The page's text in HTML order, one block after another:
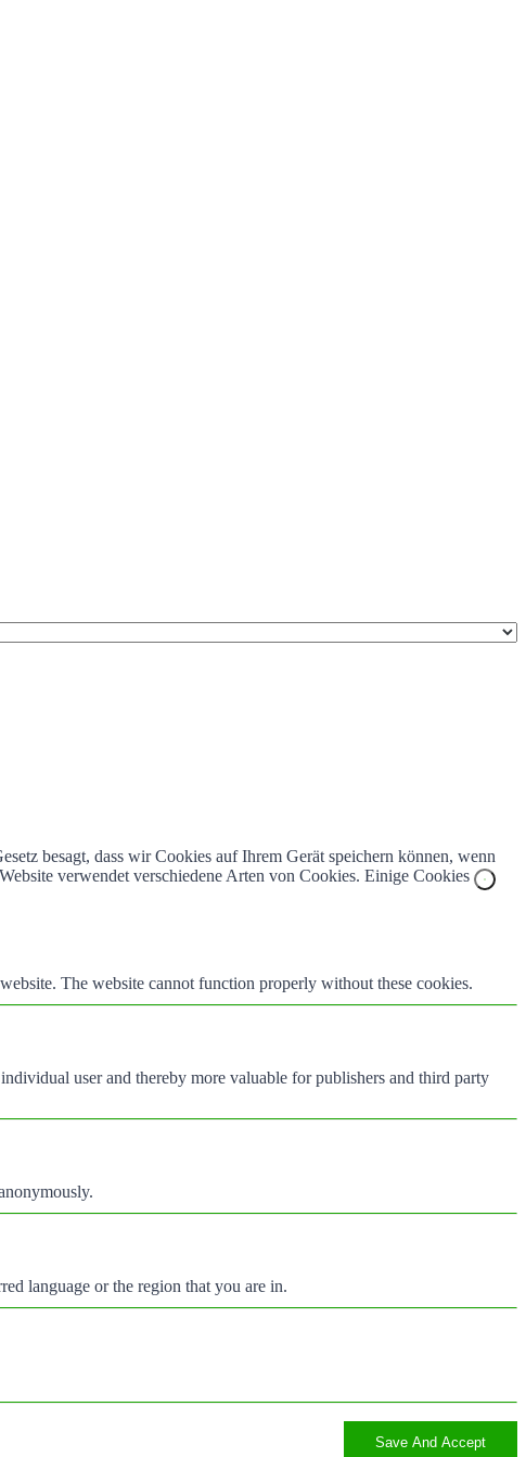
besagt, dass wir Cookies auf Ihrem Gerät speichern können, wenn
verwendet verschiedene Arten von Cookies. Einige Cookies
The website cannot function properly without these cookies.
user and thereby more valuable for publishers and third party
language or the region that you are in.
Save And Accept